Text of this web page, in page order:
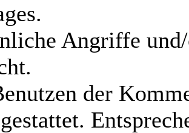
Angriffe
der